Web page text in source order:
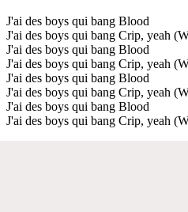
J'ai des boys qui bang Blood
J'ai des boys qui bang Crip, yeah
J'ai des boys qui bang Blood
J'ai des boys qui bang Crip, yeah
J'ai des boys qui bang Blood
J'ai des boys qui bang Crip, yeah
J'ai des boys qui bang Blood
J'ai des boys qui bang Crip, yeah